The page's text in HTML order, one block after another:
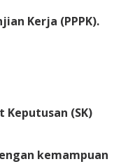
Kerja (PPPK).
(SK)
kemampuan